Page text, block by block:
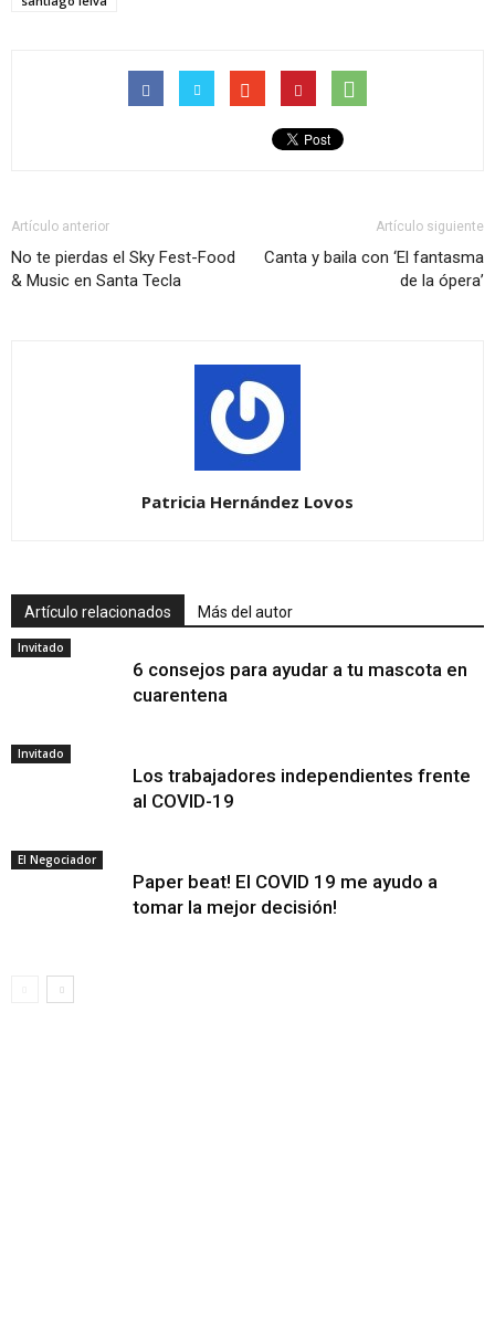
Artículo anterior
No te pierdas el Sky Fest-Food
& Music en Santa Tecla
Artículo siguiente
Canta y baila con ‘El fantasma
de la ópera’
Patricia Hernández Lovos
Artículo relacionados Más del autor
Invitado
6 consejos para ayudar a tu mascota en
cuarentena
Invitado
Los trabajadores independientes frente
al COVID-19
El Negociador
Paper beat! El COVID 19 me ayudo a
tomar la mejor decisión!